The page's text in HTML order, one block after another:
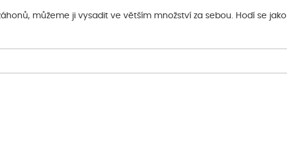
můžeme ji vysadit ve větším množství za sebou. Hodí se jako